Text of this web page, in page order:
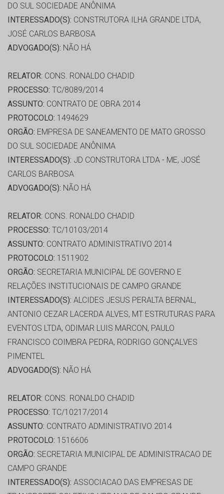
DO SUL SOCIEDADE ANÔNIMA
INTERESSADO(S): CONSTRUTORA ILHA GRANDE LTDA,
JOSÉ CARLOS BARBOSA
ADVOGADO(S): NÃO HÁ
RELATOR: CONS. RONALDO CHADID
PROCESSO: TC/8089/2014
ASSUNTO: CONTRATO DE OBRA 2014
PROTOCOLO: 1494629
ORGÃO: EMPRESA DE SANEAMENTO DE MATO GROSSO
DO SUL SOCIEDADE ANÔNIMA
INTERESSADO(S): JD CONSTRUTORA LTDA - ME, JOSÉ
CARLOS BARBOSA
ADVOGADO(S): NÃO HÁ
RELATOR: CONS. RONALDO CHADID
PROCESSO: TC/10103/2014
ASSUNTO: CONTRATO ADMINISTRATIVO 2014
PROTOCOLO: 1511902
ORGÃO: SECRETARIA MUNICIPAL DE GOVERNO E
RELAÇÕES INSTITUCIONAIS DE CAMPO GRANDE
INTERESSADO(S): ALCIDES JESUS PERALTA BERNAL,
ANTONIO CEZAR LACERDA ALVES, MT ESTRUTURAS PARA
EVENTOS LTDA, ODIMAR LUIS MARCON, PAULO
FRANCISCO COIMBRA PEDRA, RODRIGO GONÇALVES
PIMENTEL
ADVOGADO(S): NÃO HÁ
RELATOR: CONS. RONALDO CHADID
PROCESSO: TC/10217/2014
ASSUNTO: CONTRATO ADMINISTRATIVO 2014
PROTOCOLO: 1516606
ORGÃO: SECRETARIA MUNICIPAL DE ADMINISTRACAO DE
CAMPO GRANDE
INTERESSADO(S): ASSOCIACAO DAS EMPRESAS DE